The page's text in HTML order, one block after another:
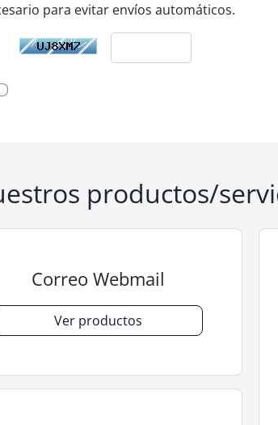
para evitar envíos automáticos.
productos/
Correo Webmail
Ver productos